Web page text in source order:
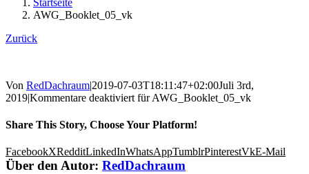
AWG_Booklet_05_vk
Zurück
Von RedDachraum|2019-07-03T18:11:47+02:00Juli 3rd,
2019|Kommentare deaktiviert für AWG_Booklet_05_vk
Share This Story, Choose Your Platform!
FacebookXRedditLinkedInWhatsAppTumblrPinterestVkE-Mail
Über den Autor: RedDachraum